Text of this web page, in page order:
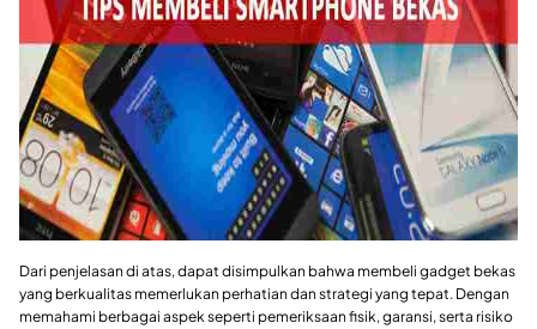
Dari penjelasan di atas, dapat disimpulkan bahwa membeli gadget bekas
yang berkualitas memerlukan perhatian dan strategi yang tepat. Dengan
memahami berbagai aspek seperti pemeriksaan fisik, garansi, serta risiko